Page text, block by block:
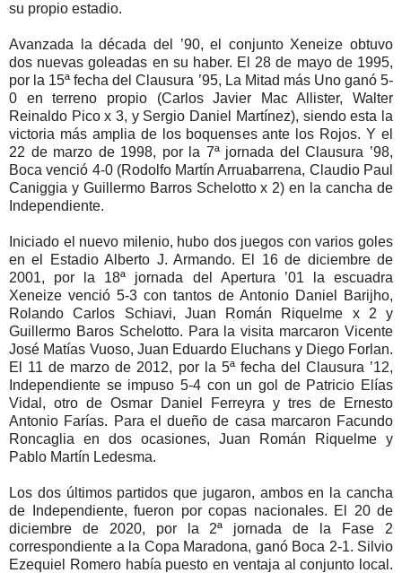
su propio estadio.
Avanzada la década del ’90, el conjunto Xeneize obtuvo
dos nuevas goleadas en su haber. El 28 de mayo de 1995,
por la 15ª fecha del Clausura ’95, La Mitad más Uno ganó 5-
0 en terreno propio (Carlos Javier Mac Allister, Walter
Reinaldo Pico x 3, y Sergio Daniel Martínez), siendo esta la
victoria más amplia de los boquenses ante los Rojos. Y el
22 de marzo de 1998, por la 7ª jornada del Clausura ’98,
Boca venció 4-0 (Rodolfo Martín Arruabarrena, Claudio Paul
Caniggia y Guillermo Barros Schelotto x 2) en la cancha de
Independiente.
Iniciado el nuevo milenio, hubo dos juegos con varios goles
en el Estadio Alberto J. Armando. El 16 de diciembre de
2001, por la 18ª jornada del Apertura ’01 la escuadra
Xeneize venció 5-3 con tantos de Antonio Daniel Barijho,
Rolando Carlos Schiavi, Juan Román Riquelme x 2 y
Guillermo Baros Schelotto. Para la visita marcaron Vicente
José Matías Vuoso, Juan Eduardo Eluchans y Diego Forlan.
El 11 de marzo de 2012, por la 5ª fecha del Clausura ’12,
Independiente se impuso 5-4 con un gol de Patricio Elías
Vidal, otro de Osmar Daniel Ferreyra y tres de Ernesto
Antonio Farías. Para el dueño de casa marcaron Facundo
Roncaglia en dos ocasiones, Juan Román Riquelme y
Pablo Martín Ledesma.
Los dos últimos partidos que jugaron, ambos en la cancha
de Independiente, fueron por copas nacionales. El 20 de
diciembre de 2020, por la 2ª jornada de la Fase 2
correspondiente a la Copa Maradona, ganó Boca 2-1. Silvio
Ezequiel Romero había puesto en ventaja al conjunto local.